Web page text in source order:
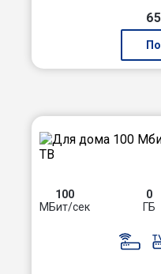
100
МБит/сек
0
ГБ